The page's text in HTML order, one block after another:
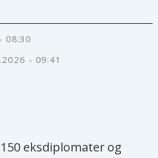
08:30
- 09:41
eksdiplomater og